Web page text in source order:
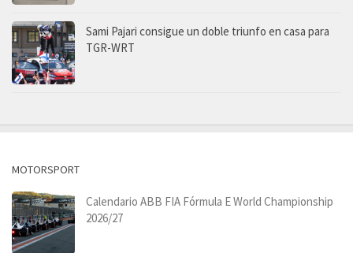
Sami Pajari consigue un doble triunfo en casa para
TGR-WRT
MOTORSPORT
Calendario ABB FIA Fórmula E World Championship
2026/27